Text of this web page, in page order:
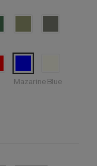
Mazarine Blue